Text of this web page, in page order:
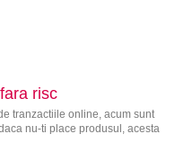
risc
tranzactiile online, acum sunt
nu-ti place produsul, acesta